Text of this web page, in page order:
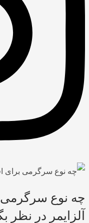
چه نوع سرگرمی
آلزایمر در نظر